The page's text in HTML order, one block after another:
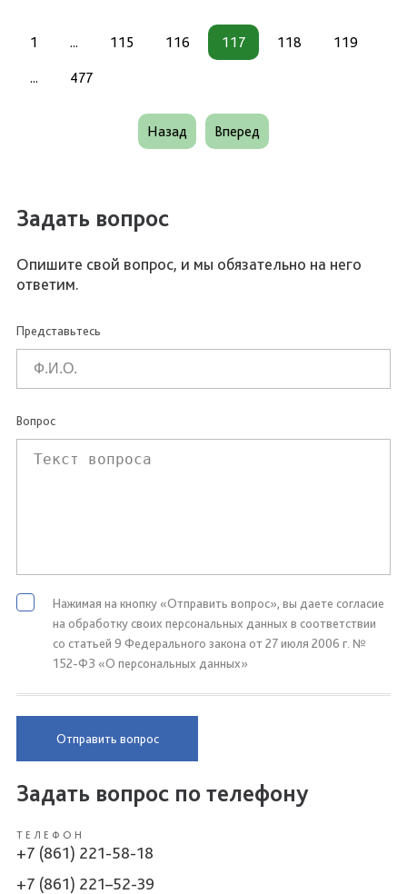
1 ... 115 116 117 118 119
... 477
Назад Вперед
Задать вопрос
Опишите свой вопрос, и мы обязательно на него
ответим.
Представьтесь
Вопрос
Нажимая на кнопку «Отправить вопрос», вы даете согласие
на обработку своих персональных данных в соответствии
со статьей 9 Федерального закона от 27 июля 2006 г. №
152-ФЗ «О персональных данных»
Отправить вопрос
Задать вопрос по телефону
ТЕЛЕФОН
+7 (861) 221-58-18
+7 (861) 221–52-39